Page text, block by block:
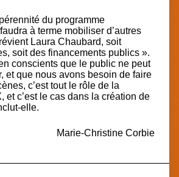
du programme
à terme mobiliser d’autres
Laura Chaubard, soit
soit des financements publics ».
conscients que le public ne peut
et que nous avons besoin de faire
c’est tout le rôle de la
et c’est le cas dans la création de
elle.
Marie-Christine Corbie